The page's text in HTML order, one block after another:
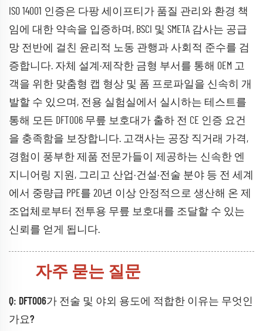
ISO 14001 인증은 다팡 세이프티가 품질 관리와 환경 책
임에 대한 약속을 입증하며, BSCI 및 SMETA 감사는 공급
망 전반에 걸친 윤리적 노동 관행과 사회적 준수를 검
증합니다. 자체 설계·제작한 금형 부서를 통해 OEM 고
객을 위한 맞춤형 캡 형상 및 폼 프로파일을 신속히 개
발할 수 있으며, 전용 실험실에서 실시하는 테스트를
통해 모든 DFT006 무릎 보호대가 출하 전 CE 인증 요건
을 충족함을 보장합니다. 고객사는 공장 직거래 가격,
경험이 풍부한 제품 전문가들이 제공하는 신속한 엔
지니어링 지원, 그리고 산업·건설·전술 분야 등 전 세계
에서 중량급 PPE를 20년 이상 안정적으로 생산해 온 제
조업체로부터 전투용 무릎 보호대를 조달할 수 있는
신뢰를 얻게 됩니다.
자주 묻는 질문
Q: DFT006가 전술 및 야외 용도에 적합한 이유는 무엇인
가요?